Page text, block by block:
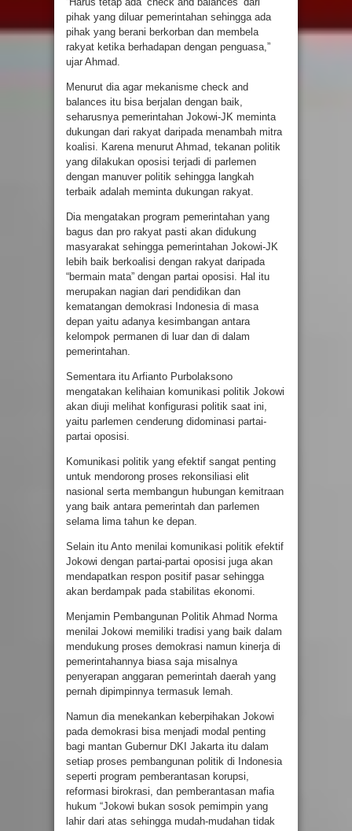
pihak yang diluar pemerintahan sehingga ada
pihak yang berani berkorban dan membela
rakyat ketika berhadapan dengan penguasa,”
ujar Ahmad.
Menurut dia agar mekanisme check and
balances itu bisa berjalan dengan baik,
seharusnya pemerintahan Jokowi-JK meminta
dukungan dari rakyat daripada menambah mitra
koalisi. Karena menurut Ahmad, tekanan politik
yang dilakukan oposisi terjadi di parlemen
dengan manuver politik sehingga langkah
terbaik adalah meminta dukungan rakyat.
Dia mengatakan program pemerintahan yang
bagus dan pro rakyat pasti akan didukung
masyarakat sehingga pemerintahan Jokowi-JK
lebih baik berkoalisi dengan rakyat daripada
“bermain mata” dengan partai oposisi. Hal itu
merupakan nagian dari pendidikan dan
kematangan demokrasi Indonesia di masa
depan yaitu adanya kesimbangan antara
kelompok permanen di luar dan di dalam
pemerintahan.
Sementara itu Arfianto Purbolaksono
mengatakan kelihaian komunikasi politik Jokowi
akan diuji melihat konfigurasi politik saat ini,
yaitu parlemen cenderung didominasi partai-
partai oposisi.
Komunikasi politik yang efektif sangat penting
untuk mendorong proses rekonsiliasi elit
nasional serta membangun hubungan kemitraan
yang baik antara pemerintah dan parlemen
selama lima tahun ke depan.
Selain itu Anto menilai komunikasi politik efektif
Jokowi dengan partai-partai oposisi juga akan
mendapatkan respon positif pasar sehingga
akan berdampak pada stabilitas ekonomi.
Menjamin Pembangunan Politik Ahmad Norma
menilai Jokowi memiliki tradisi yang baik dalam
mendukung proses demokrasi namun kinerja di
pemerintahannya biasa saja misalnya
penyerapan anggaran pemerintah daerah yang
pernah dipimpinnya termasuk lemah.
Namun dia menekankan keberpihakan Jokowi
pada demokrasi bisa menjadi modal penting
bagi mantan Gubernur DKI Jakarta itu dalam
setiap proses pembangunan politik di Indonesia
seperti program pemberantasan korupsi,
reformasi birokrasi, dan pemberantasan mafia
hukum “Jokowi bukan sosok pemimpin yang
lahir dari atas sehingga mudah-mudahan tidak